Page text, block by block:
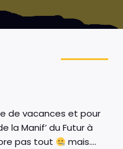
de vacances et pour
la Manif’ du Futur à
pas tout
mais….